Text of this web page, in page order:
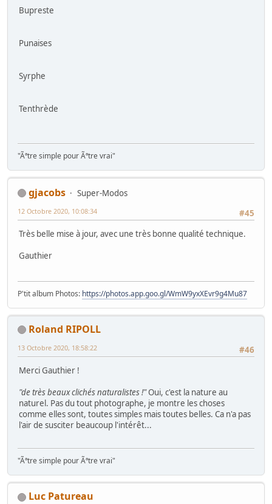
Bupreste
Punaises
Syrphe
Tenthrède
"Ãªtre simple pour Ãªtre vrai"
gjacobs
Super-Modos
#45
12 Octobre 2020, 10:08:34
Très belle mise à jour, avec une très bonne qualité technique.
Gauthier
P'tit album Photos: https://photos.app.goo.gl/WmW9yxXEvr9g4Mu87
Roland RIPOLL
#46
13 Octobre 2020, 18:58:22
Merci Gauthier !
"de très beaux clichés naturalistes !"Oui, c'est la nature au
naturel. Pas du tout photographe, je montre les choses
comme elles sont, toutes simples mais toutes belles. Ca n'a pas
l'air de susciter beaucoup l'intérêt...
"Ãªtre simple pour Ãªtre vrai"
Luc Patureau